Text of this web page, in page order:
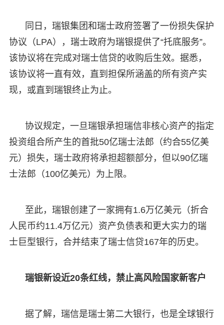
同日，瑞银集团和瑞士政府签署了一份损失保护
协议（LPA），瑞士政府为瑞银提供了“托底服务”。
该协议将在完成对瑞士信贷的收购后生效。据悉，
该协议将一直有效，直到担保所涵盖的所有资产实
现，或直到瑞银终止为止。
协议规定，一旦瑞银承担瑞信非核心资产的指定
投资组合所产生的首批50亿瑞士法郎（约合55亿美
元）损失，瑞士政府将承担超额部分，但以90亿瑞
士法郎（100亿美元）为上限。
至此，瑞银创建了一家拥有1.6万亿美元（折合
人民币约11.4万亿元）资产负债表和更大实力的瑞
士巨型银行，合并结束了瑞士信贷167年的历史。
瑞银新设近20条红线，禁止高风险国家新客户
据了解，瑞信是瑞士第二大银行，也是全球银行